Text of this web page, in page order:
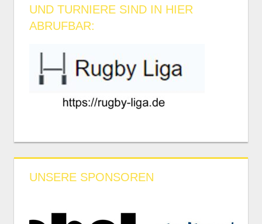
UND TURNIERE SIND IN HIER
ABRUFBAR:
UNSERE SPONSOREN